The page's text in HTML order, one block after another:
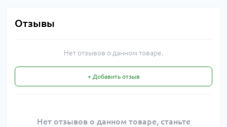
Отзывы
Нет отзывов о данном товаре.
+ Добавить отзыв
Нет отзывов о данном товаре, станьте